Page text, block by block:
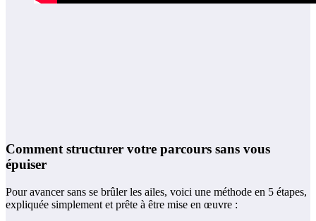
Comment structurer votre parcours sans vous
épuiser
Pour avancer sans se brûler les ailes, voici une méthode en 5 étapes,
expliquée simplement et prête à être mise en œuvre :